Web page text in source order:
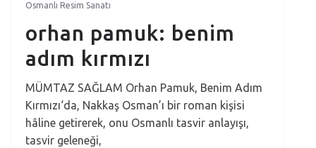
Osmanlı Resim Sanatı
orhan pamuk: benim
adım kırmızı
MÜMTAZ SAĞLAM Orhan Pamuk, Benim Adım
Kırmızı‘da, Nakkaş Osman’ı bir roman kişisi
hâline getirerek, onu Osmanlı tasvir anlayışı,
tasvir geleneği,